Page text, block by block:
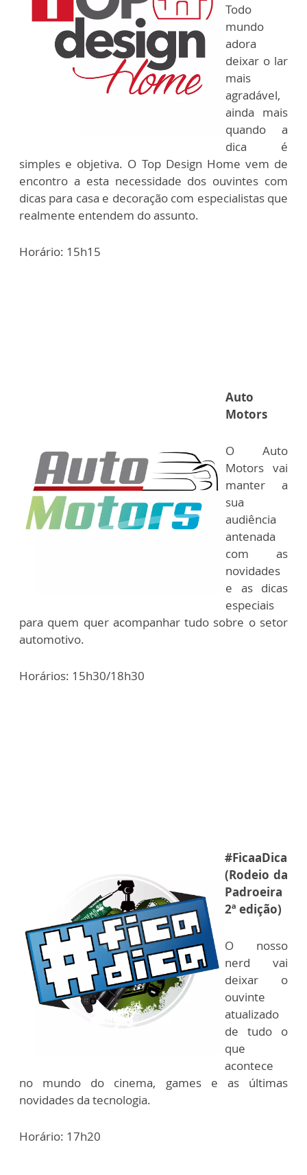
Todo
mundo
adora
deixar o lar
mais
agradável,
ainda mais
quando a
dica é
simples e objetiva. O Top Design Home vem de
encontro a esta necessidade dos ouvintes com
dicas para casa e decoração com especialistas que
realmente entendem do assunto.
Horário: 15h15
Auto
Motors
O Auto
Motors vai
manter a
sua
audiência
antenada
com as
novidades
e as dicas
especiais
para quem quer acompanhar tudo sobre o setor
automotivo.
Horários: 15h30/18h30
#FicaaDica
(Rodeio da
Padroeira
2ª edição)
O nosso
nerd vai
deixar o
ouvinte
atualizado
de tudo o
que
acontece
no mundo do cinema, games e as últimas
novidades da tecnologia.
Horário: 17h20